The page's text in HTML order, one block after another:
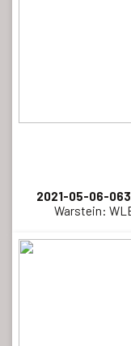
2021-05-06-
Warstein: